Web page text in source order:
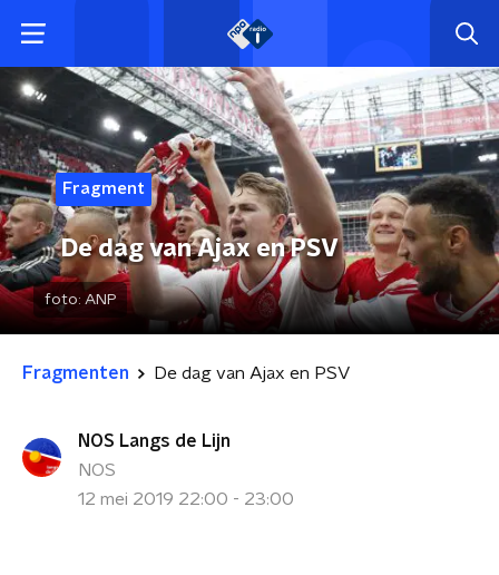
Fragment
De dag van Ajax en PSV
foto: ANP
Fragmenten De dag van Ajax en PSV
NOS Langs de Lijn
NOS
12 mei 2019 22:00 - 23:00